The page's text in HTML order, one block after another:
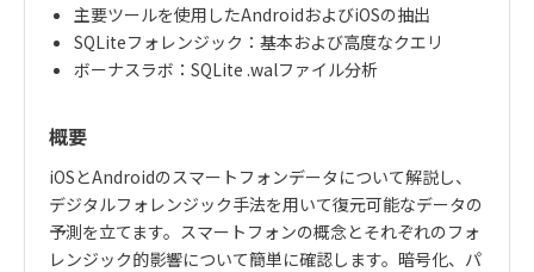
主要ツールを使用したAndroidおよびiOSの抽出
SQLiteフォレンジック：基本および高度なクエリ
ボーナスラボ： SQLite .walファイル分析
概要
iOSとAndroidのスマートフォンデータについて解説し、
デジタルフォレンジック手法を用いて復元可能なデータの
予測を立てます。スマートフォンの概念とそれぞれのフォ
レンジック的影響について簡単に確認します。暗号化、パ